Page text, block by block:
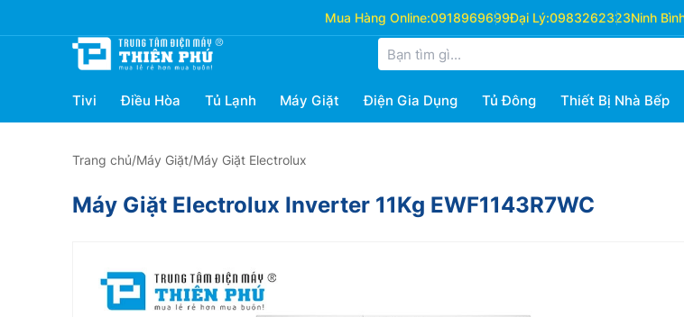
Mua Hàng Online:0918969699Đại Lý:0983262323Ninh
Tivi Điều Hòa Tủ Lạnh Máy Giặt Điện Gia Dụng Tủ Đông Thiết Bị Nhà Bếp
Trang chủ/Máy Giặt/Máy Giặt Electrolux
Máy Giặt Electrolux Inverter 11Kg EWF1143R7WC